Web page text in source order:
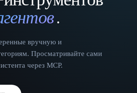
.
вручную и
Просматривайте сами
через MCP.